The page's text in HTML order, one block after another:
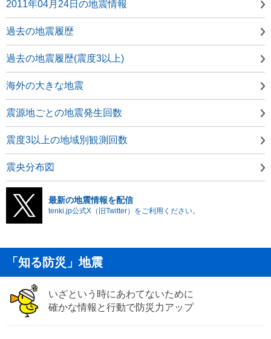
2011年04月24日の地震情報
過去の地震履歴
過去の地震履歴(震度3以上)
海外の大きな地震
震源地ごとの地震発生回数
震度3以上の地域別観測回数
震央分布図
最新の地震情報を配信
tenki.jp公式X（旧Twitter）をご利用ください。
「知る防災」地震
いざという時にあわてないために
確かな情報と行動で防災力アップ